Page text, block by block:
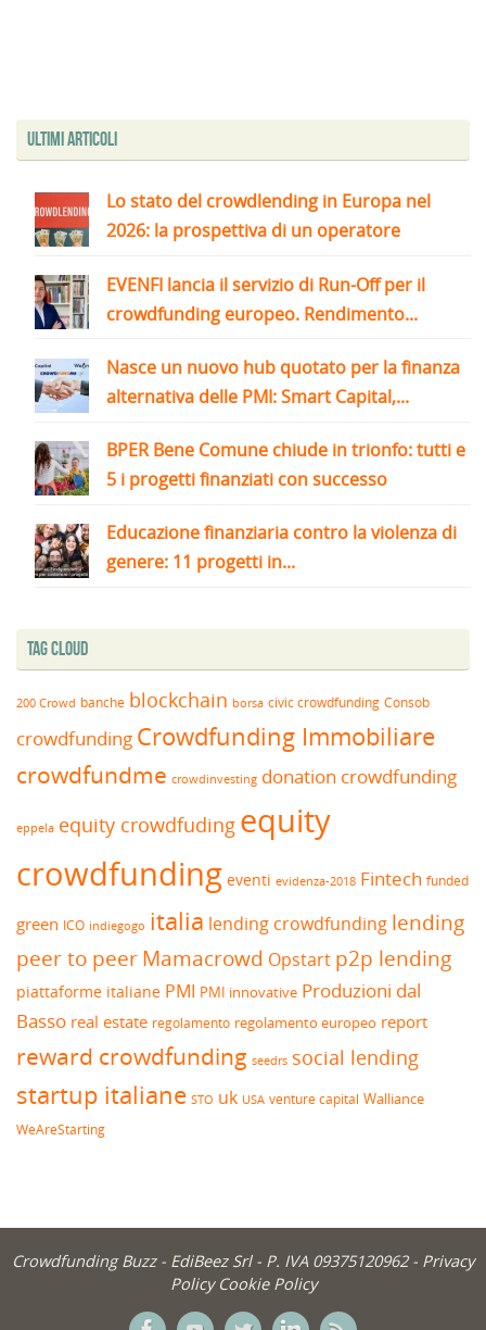
Ultimi articoli
Lo stato del crowdlending in Europa nel
2026: la prospettiva di un operatore
EVENFI lancia il servizio di Run-Off per il
crowdfunding europeo. Rendimento...
Nasce un nuovo hub quotato per la finanza
alternativa delle PMI: Smart Capital,...
BPER Bene Comune chiude in trionfo: tutti e
5 i progetti finanziati con successo
Educazione finanziaria contro la violenza di
genere: 11 progetti in...
Tag Cloud
200 Crowd banche blockchain borsa civic crowdfunding Consob
crowdfunding Crowdfunding Immobiliare
crowdfundme crowdinvesting donation crowdfunding
eppela equity crowdfuding equity
crowdfunding eventi evidenza-2018 Fintech funded
green ICO indiegogo italia lending crowdfunding lending
peer to peerMamacrowd Opstart p2p lending
piattaforme italiane PMI PMI innovative Produzioni dal
Basso real estate regolamento regolamento europeo report
reward crowdfunding seedrs social lending
startup italiane STO uk USA venture capital Walliance
WeAreStarting
Crowdfunding Buzz - EdiBeez Srl - P. IVA 09375120962 - Privacy
Policy Cookie Policy